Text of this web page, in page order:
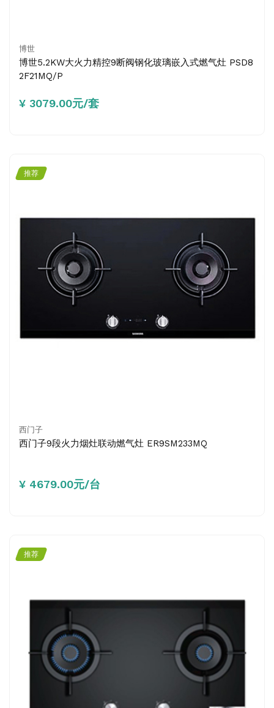
博世
博世5.2KW大火力精控9断阀钢化玻璃嵌入式燃气灶 PSD8
2F21MQ/P
¥ 3079.00元/套
推荐
西门子
西门子9段火力烟灶联动燃气灶 ER9SM233MQ
¥ 4679.00元/台
推荐